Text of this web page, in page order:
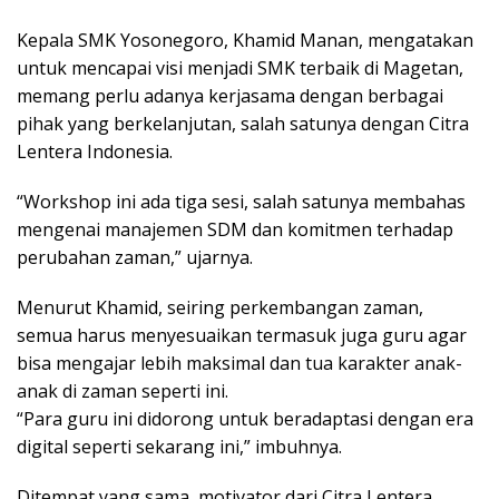
Kepala SMK Yosonegoro, Khamid Manan, mengatakan
untuk mencapai visi menjadi SMK terbaik di Magetan,
memang perlu adanya kerjasama dengan berbagai
pihak yang berkelanjutan, salah satunya dengan Citra
Lentera Indonesia.
“Workshop ini ada tiga sesi, salah satunya membahas
mengenai manajemen SDM dan komitmen terhadap
perubahan zaman,” ujarnya.
Menurut Khamid, seiring perkembangan zaman,
semua harus menyesuaikan termasuk juga guru agar
bisa mengajar lebih maksimal dan tua karakter anak-
anak di zaman seperti ini.
“Para guru ini didorong untuk beradaptasi dengan era
digital seperti sekarang ini,” imbuhnya.